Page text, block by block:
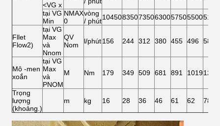
<VG x
tại VG
Min
NMAX
0
vòng
/ phút10450835073506300575055005100
Fllet
Flow2)
tại VG
Max
và
Nnom
QV
Nom
l/phút156 244 312 380 455 496 580
Mô -men
xoắn
tại VG
Max
và
PNOM
M Nm 179 349 509 681 891 10191273
Trọng
lượng
(khoảng.)
m kg 16 28 36 46 61 62 78